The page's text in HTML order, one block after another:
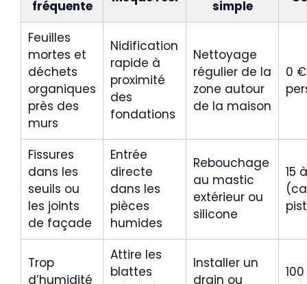
fréquente simple
Feuilles
mortes et
déchets
organiques
près des
murs
Nidification
rapide à
proximité
des
fondations
Nettoyage
régulier de la
zone autour
de la maison
0
Fissures
dans les
seuils ou
les joints
de façade
Entrée
directe
dans les
pièces
humides
Rebouchage
au mastic
extérieur ou
silicone
15
Trop
d’humidité
Attire les
blattes
Installer un
drain ou